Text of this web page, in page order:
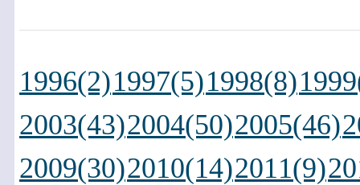
1996(2)1997(5)1998(8)
2003(43)2004(50)2005(46)
2009(30)2010(14)2011(9)